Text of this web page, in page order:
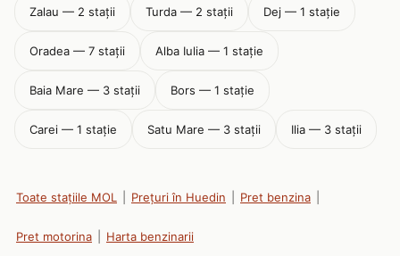
Zalau — 2 stații Turda — 2 stații Dej — 1 stație
Oradea — 7 stații Alba Iulia — 1 stație
Baia Mare — 3 stații Bors — 1 stație
Carei — 1 stație Satu Mare — 3 stații Ilia — 3 stații
Toate stațiile MOL Prețuri în Huedin Pret benzina
Pret motorina Harta benzinarii